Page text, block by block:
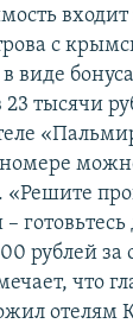
с
в виде
тысячи
«Решите
рублей за
что
отелям